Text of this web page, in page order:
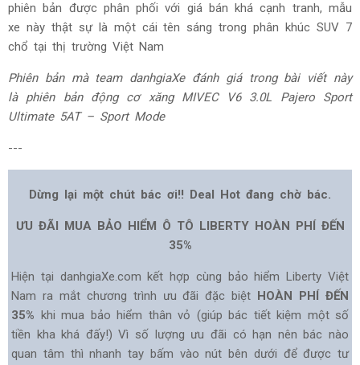
phiên bản được phân phối với giá bán khá cạnh tranh, mẫu
xe này thật sự là một cái tên sáng trong phân khúc SUV 7
chổ tại thị trường Việt Nam
Phiên bản mà team danhgiaXe đánh giá trong bài viết này
là phiên bản động cơ xăng MIVEC V6 3.0L Pajero Sport
Ultimate 5AT – Sport Mode
---
Dừng lại một chút bác ơi!! Deal Hot đang chờ bác.
ƯU ĐÃI MUA BẢO HIỂM Ô TÔ LIBERTY HOÀN PHÍ ĐẾN
35%
Hiện tại danhgiaXe.com kết hợp cùng bảo hiểm Liberty Việt
Nam ra mắt chương trình ưu đãi đặc biệt HOÀN PHÍ ĐẾN
35% khi mua bảo hiểm thân vỏ (giúp bác tiết kiệm một số
tiền kha khá đấy!) Vì số lượng ưu đãi có hạn nên bác nào
quan tâm thì nhanh tay bấm vào nút bên dưới để được tư